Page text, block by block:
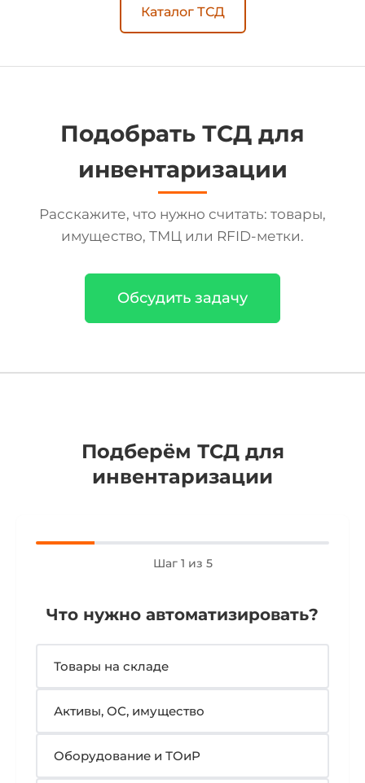
Каталог ТСД
Подобрать ТСД для
инвентаризации
Расскажите, что нужно считать: товары,
имущество, ТМЦ или RFID-метки.
Обсудить задачу
Подберём ТСД для
инвентаризации
Шаг 1 из 5
Что нужно автоматизировать?
Товары на складе
Активы, ОС, имущество
Оборудование и ТОиР